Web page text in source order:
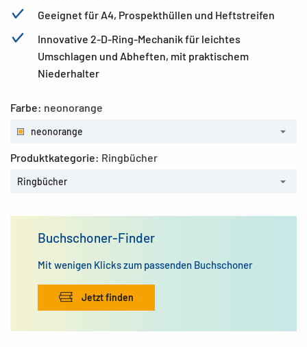
Geeignet für A4, Prospekthüllen und Heftstreifen
Innovative 2-D-Ring-Mechanik für leichtes
Umschlagen und Abheften, mit praktischem
Niederhalter
Farbe: neonorange
neonorange
Produktkategorie: Ringbücher
Ringbücher
Buchschoner-Finder
Mit wenigen Klicks zum passenden Buchschoner
Jetzt finden